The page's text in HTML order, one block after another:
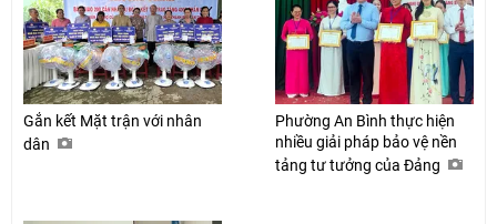
Gắn kết Mặt trận với nhân
dân
Phường An Bình thực hiện
nhiều giải pháp bảo vệ nền
tảng tư tưởng của Đảng